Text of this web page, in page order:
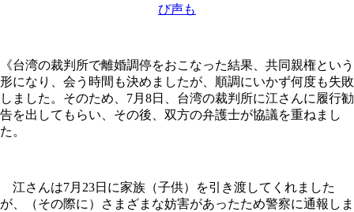
び声も
《台湾の裁判所で離婚調停をおこなった結果、共同親権という
形になり、会う時間も決めましたが、順調にいかず何度も失敗
しました。そのため、7月8日、台湾の裁判所に江さんに履行勧
告を出してもらい、その後、双方の弁護士が協議を重ねまし
た。
江さんは7月23日に家族（子供）を引き渡してくれました
が、（その際に）さまざまな妨害があったため警察に通報しま